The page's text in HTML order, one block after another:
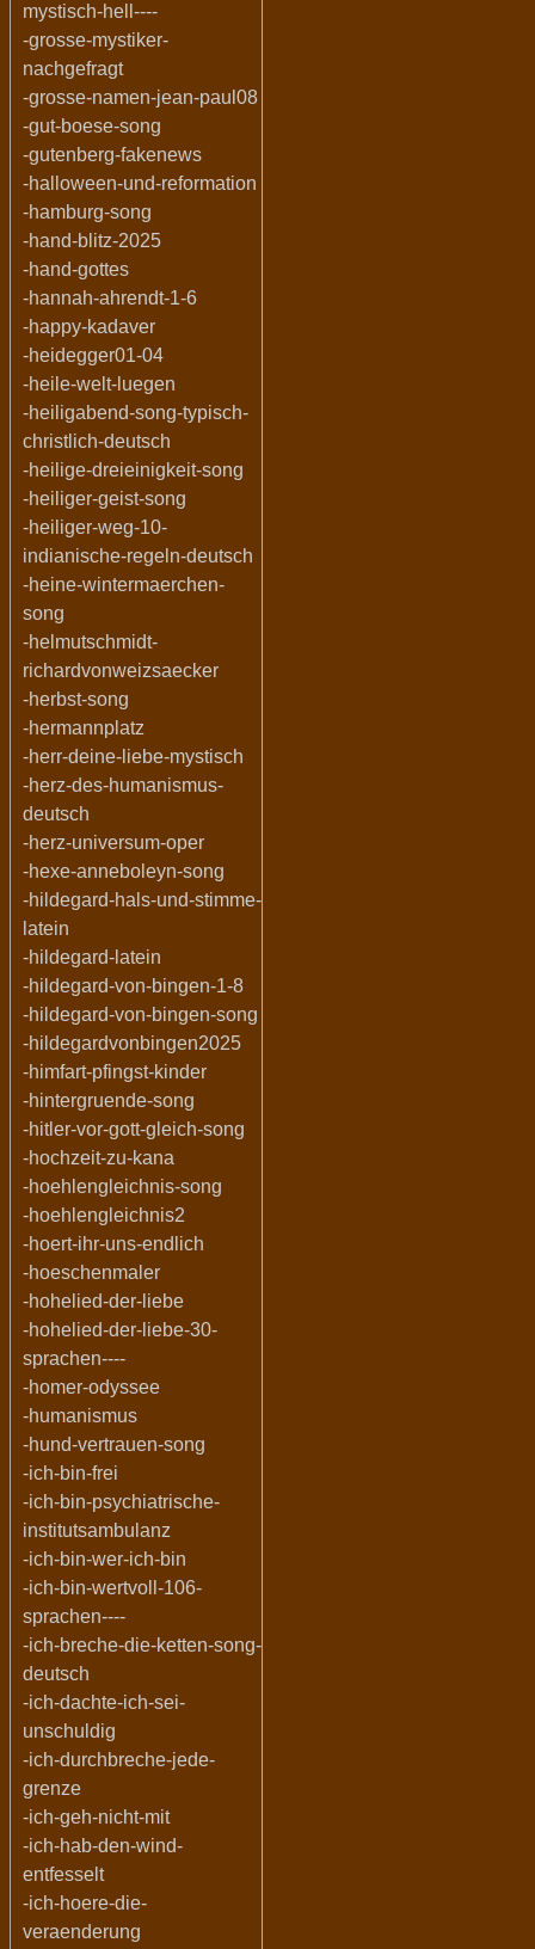
mystisch-hell----
-grosse-mystiker-
nachgefragt
-grosse-namen-jean-paul08
-gut-boese-song
-gutenberg-fakenews
-halloween-und-reformation
-hamburg-song
-hand-blitz-2025
-hand-gottes
-hannah-ahrendt-1-6
-happy-kadaver
-heidegger01-04
-heile-welt-luegen
-heiligabend-song-typisch-
christlich-deutsch
-heilige-dreieinigkeit-song
-heiliger-geist-song
-heiliger-weg-10-
indianische-regeln-deutsch
-heine-wintermaerchen-
song
-helmutschmidt-
richardvonweizsaecker
-herbst-song
-hermannplatz
-herr-deine-liebe-mystisch
-herz-des-humanismus-
deutsch
-herz-universum-oper
-hexe-anneboleyn-song
-hildegard-hals-und-stimme-
latein
-hildegard-latein
-hildegard-von-bingen-1-8
-hildegard-von-bingen-song
-hildegardvonbingen2025
-himfart-pfingst-kinder
-hintergruende-song
-hitler-vor-gott-gleich-song
-hochzeit-zu-kana
-hoehlengleichnis-song
-hoehlengleichnis2
-hoert-ihr-uns-endlich
-hoeschenmaler
-hohelied-der-liebe
-hohelied-der-liebe-30-
sprachen----
-homer-odyssee
-humanismus
-hund-vertrauen-song
-ich-bin-frei
-ich-bin-psychiatrische-
institutsambulanz
-ich-bin-wer-ich-bin
-ich-bin-wertvoll-106-
sprachen----
-ich-breche-die-ketten-song-
deutsch
-ich-dachte-ich-sei-
unschuldig
-ich-durchbreche-jede-
grenze
-ich-geh-nicht-mit
-ich-hab-den-wind-
entfesselt
-ich-hoere-die-
veraenderung